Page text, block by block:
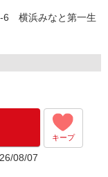
6 横浜みなと第一生
キープ
08/07